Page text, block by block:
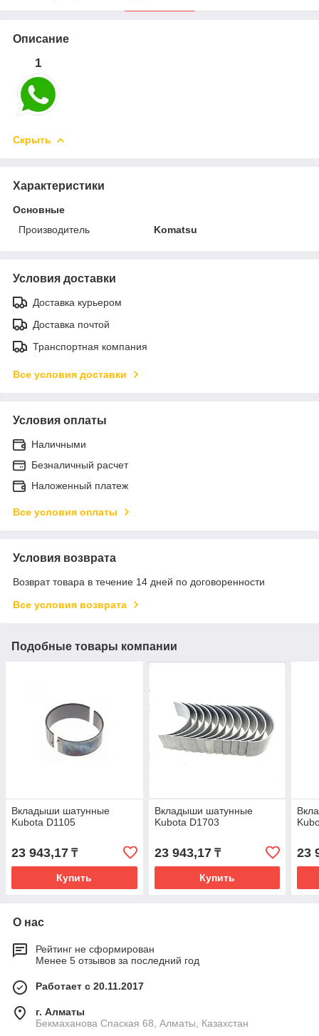
Описание
1
Скрыть
Характеристики
Основные
Производитель
Komatsu
Условия доставки
Доставка курьером
Доставка почтой
Транспортная компания
Все условия доставки
Условия оплаты
Наличными
Безналичный расчет
Наложенный платеж
Все условия оплаты
Условия возврата
Возврат товара в течение 14 дней по договоренности
Все условия возврата
Подобные товары компании
Вкладыши шатунные
Kubota D1105
23 943,17 ₸
Купить
Вкладыши шатунные
Kubota D1703
23 943,17₸
Купить
23
О нас
Рейтинг не сформирован
Менее 5 отзывов за последний год
Работает с 20.11.2017
г. Алматы
Бекмаханова Спаская 68, Алматы, Казахстан